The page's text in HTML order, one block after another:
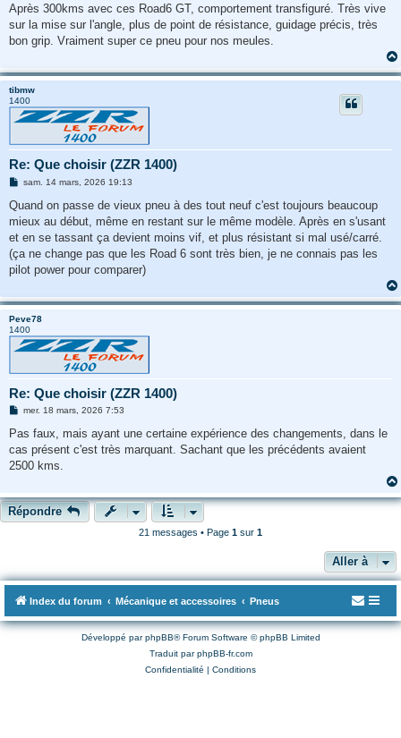
s
a
g
Après 300kms avec ces Road6 GT, comportement transfiguré. Très vive
sur la mise sur l'angle, plus de point de résistance, guidage précis, très
bon grip. Vraiment super ce pneu pour nos meules.
tibmw
1400
Re: Que choisir (ZZR 1400)
M
s
a
g
sam. 14 mars, 2026 19:13
Quand on passe de vieux pneu à des tout neuf c'est toujours beaucoup
mieux au début, même en restant sur le même modèle. Après en s'usant
et en se tassant ça devient moins vif, et plus résistant si mal usé/carré.
(ça ne change pas que les Road 6 sont très bien, je ne connais pas les
pilot power pour comparer)
Peve78
1400
Re: Que choisir (ZZR 1400)
M
s
a
g
mer. 18 mars, 2026 7:53
Pas faux, mais ayant une certaine expérience des changements, dans le
cas présent c'est très marquant. Sachant que les précédents avaient
2500 kms.
Répondre
21 messages • Page 1 sur 1
Aller à
Index du forum Mécanique et accessoires Pneus
Développé parphpBB® Forum Software © phpBB Limited
Traduit parphpBB-fr.com
Confidentialité
Conditions